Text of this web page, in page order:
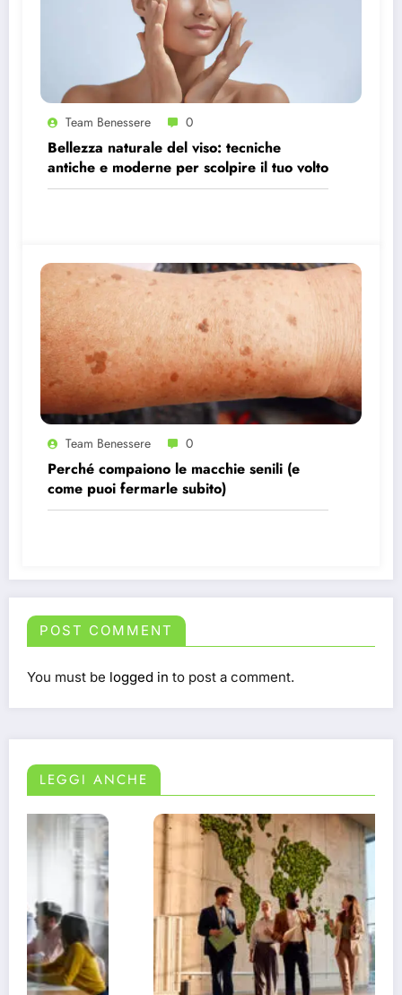
Team Benessere 0
Bellezza naturale del viso: tecniche
antiche e moderne per scolpire il tuo volto
Team Benessere 0
Perché compaiono le macchie senili (e
come puoi fermarle subito)
POST COMMENT
You must be logged in to post a comment.
LEGGI ANCHE